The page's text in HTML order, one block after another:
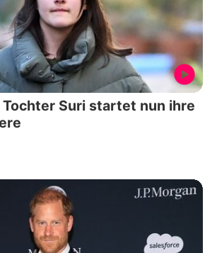
Tochter Suri startet nun ihre